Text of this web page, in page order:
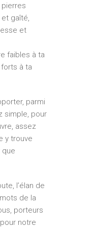
gaîté,
et
faibles à ta
forts à ta
parmi
simple, pour
assez
y trouve
que
l’élan de
de la
porteurs
notre